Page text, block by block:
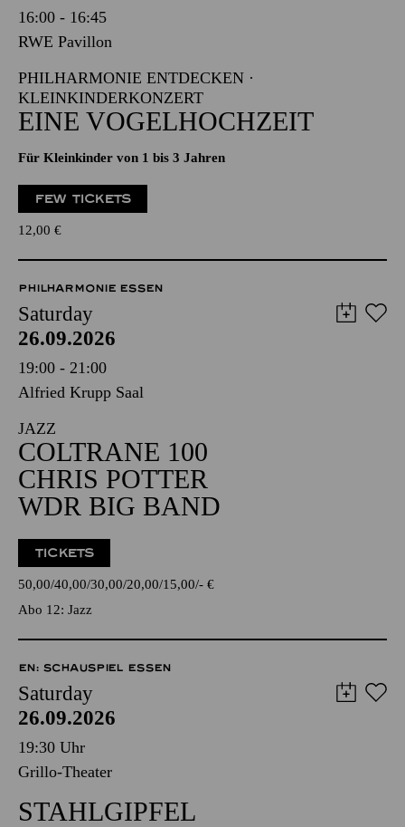
16:00 - 16:45
RWE Pavillon
PHILHARMONIE ENTDECKEN ·
KLEINKINDERKONZERT
EINE VOGELHOCHZEIT
Für Kleinkinder von 1 bis 3 Jahren
FEW TICKETS
12,00 €
PHILHARMONIE ESSEN
Saturday
26.09.2026
19:00 - 21:00
Alfried Krupp Saal
JAZZ
COLTRANE 100
CHRIS POTTER
WDR BIG BAND
TICKETS
50,00 40,00 30,00 20,00 15,00 - €
Abo 12: Jazz
EN: SCHAUSPIEL ESSEN
Saturday
26.09.2026
19:30 Uhr
Grillo-Theater
STAHLGIPFEL